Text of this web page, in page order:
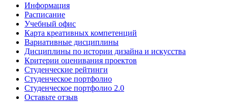
Информация
Расписание
Учебный офис
Карта креативных компетенций
Вариативные дисциплины
Дисциплины по истории дизайна и искусства
Критерии оценивания проектов
Студенческие рейтинги
Студенческое портфолио
Студенческое портфолио 2.0
Оставьте отзыв